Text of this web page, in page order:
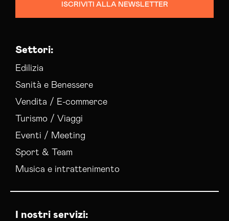
ISCRIVITI ALLA NEWSLETTER
Settori:
Edilizia
Sanità e Benessere
Vendita / E-commerce
Turismo / Viaggi
Eventi / Meeting
Sport & Team
Musica e intrattenimento
I nostri servizi: